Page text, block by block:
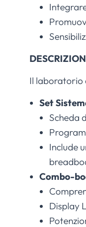
Il laboratorio
Set
Scheda
Include
Combo-
Display